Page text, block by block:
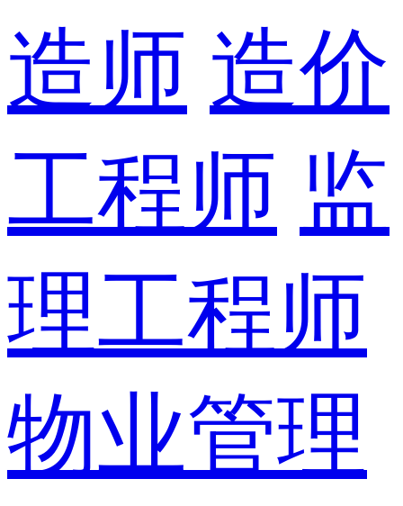
造师 造价
工程师 监
理工程师
物业管理